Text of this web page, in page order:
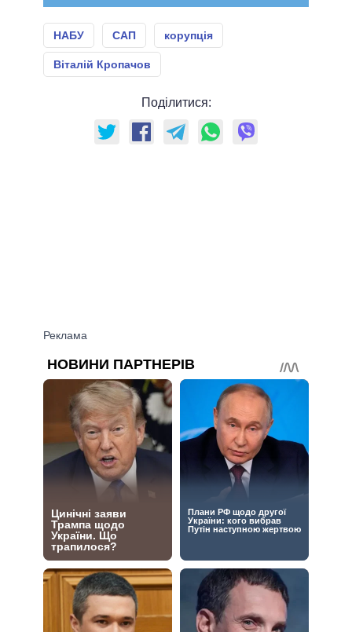
НАБУ САП корупція
Віталій Кропачов
Поділитися: